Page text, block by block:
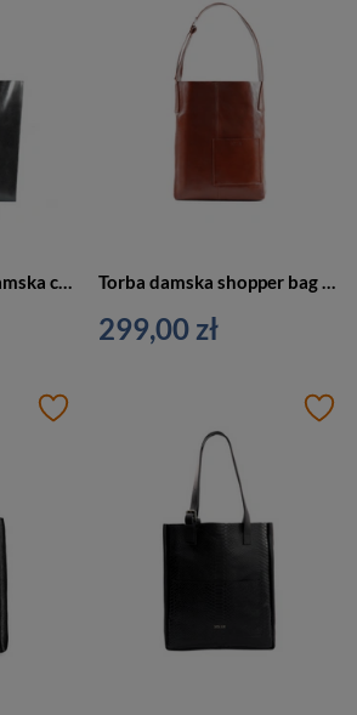
Skórzana torebka damska czarna shopper bag - FL32 TIVORA BL Torba damska shopper bag brązowa torebka - FL29 ELVORIA BR
299,00 zł